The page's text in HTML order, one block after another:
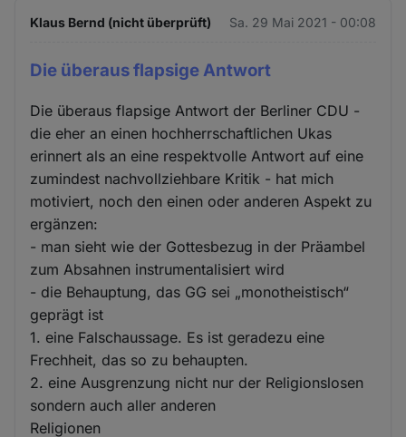
Klaus Bernd (nicht überprüft) Sa. 29 Mai 2021 - 00:08
Die überaus flapsige Antwort
Die überaus flapsige Antwort der Berliner CDU -
die eher an einen hochherrschaftlichen Ukas
erinnert als an eine respektvolle Antwort auf eine
zumindest nachvollziehbare Kritik - hat mich
motiviert, noch den einen oder anderen Aspekt zu
ergänzen:
- man sieht wie der Gottesbezug in der Präambel
zum Absahnen instrumentalisiert wird
- die Behauptung, das GG sei „monotheistisch“
geprägt ist
1. eine Falschaussage. Es ist geradezu eine
Frechheit, das so zu behaupten.
2. eine Ausgrenzung nicht nur der Religionslosen
sondern auch aller anderen
Religionen